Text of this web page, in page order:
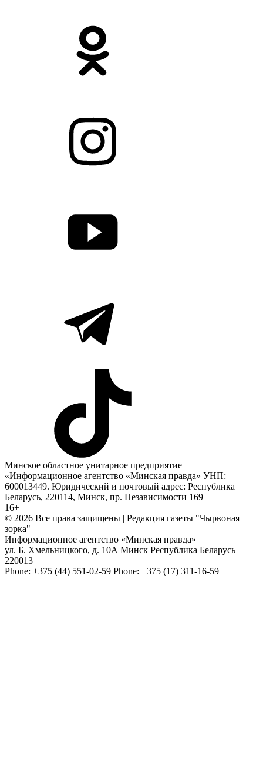
Минское областное унитарное предприятие
«Информационное агентство «Минская правда» УНП:
600013449. Юридический и почтовый адрес: Республика
Беларусь, 220114, Минск, пр. Независимости 169
16+
© 2026 Все права защищены | Редакция газеты "Чырвоная
зорка"
Информационное агентство «Минская правда»
ул. Б. Хмельницкого, д. 10А Минск Республика Беларусь
220013
Phone: +375 (44) 551-02-59 Phone: +375 (17) 311-16-59